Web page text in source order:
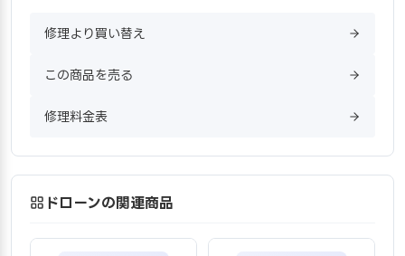
修理より買い替え
この商品を売る
修理料金表
ドローンの関連商品